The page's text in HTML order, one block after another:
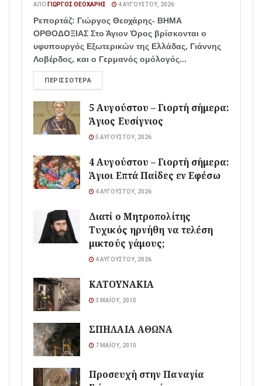
ΑΠΌ ΓΙΏΡΓΟΣ ΘΕΟΧΆΡΗΣ 4 ΑΥΓΟΎΣΤΟΥ, 2026
Ρεπορτάζ: Γιώργος Θεοχάρης- ΒΗΜΑ
ΟΡΘΟΔΟΞΙΑΣ Στο Άγιον Όρος βρίσκονται ο
υφυπουργός Εξωτερικών της Ελλάδας, Γιάννης
Λοβέρδος, και ο Γερμανός ομόλογός...
ΠΕΡΙΣΣΌΤΕΡΑ
5 Αυγούστου – Γιορτή σήμερα:
Άγιος Ευσίγνιος
5 ΑΥΓΟΎΣΤΟΥ, 2026
4 Αυγούστου – Γιορτή σήμερα:
Άγιοι Επτά Παίδες εν Εφέσω
4 ΑΥΓΟΎΣΤΟΥ, 2026
Διατί ο Μητροπολίτης
Τυχικός ηρνήθη να τελέση
μικτούς γάμους;
4 ΑΥΓΟΎΣΤΟΥ, 2026
ΚΑΤΟΥΝΑΚΙΑ
3 ΜΑΪ́ΟΥ, 2010
ΣΠΗΛΑΙΑ ΑΘΩΝΑ
7 ΜΑΪ́ΟΥ, 2010
Προσευχή στην Παναγία